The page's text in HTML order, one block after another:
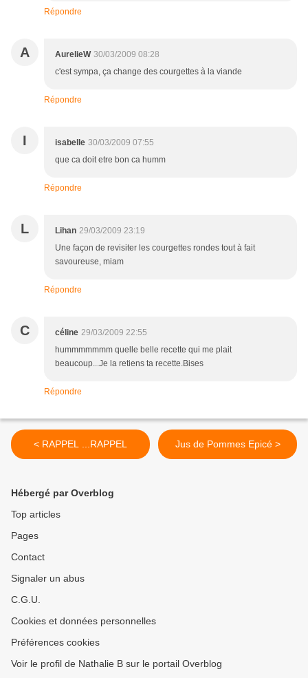
Répondre
A AurelieW 30/03/2009 08:28
c'est sympa, ça change des courgettes à la viande
Répondre
I isabelle 30/03/2009 07:55
que ca doit etre bon ca humm
Répondre
L Lihan 29/03/2009 23:19
Une façon de revisiter les courgettes rondes tout à fait
savoureuse, miam
Répondre
C céline 29/03/2009 22:55
hummmmmmm quelle belle recette qui me plait
beaucoup...Je la retiens ta recette.Bises
Répondre
< RAPPEL ...RAPPEL Jus de Pommes Epicé >
Hébergé par Overblog
Top articles
Pages
Contact
Signaler un abus
C.G.U.
Cookies et données personnelles
Préférences cookies
Voir le profil de Nathalie B sur le portail Overblog